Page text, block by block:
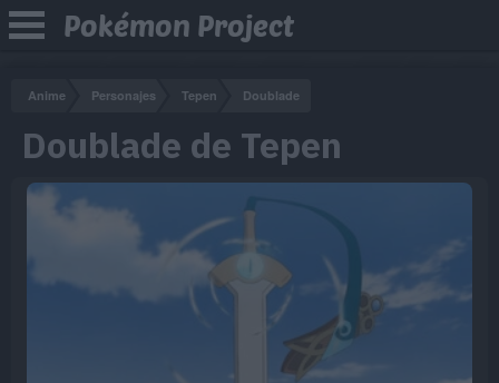
Pokémon Project
Anime Personajes Tepen Doublade
Doublade de Tepen